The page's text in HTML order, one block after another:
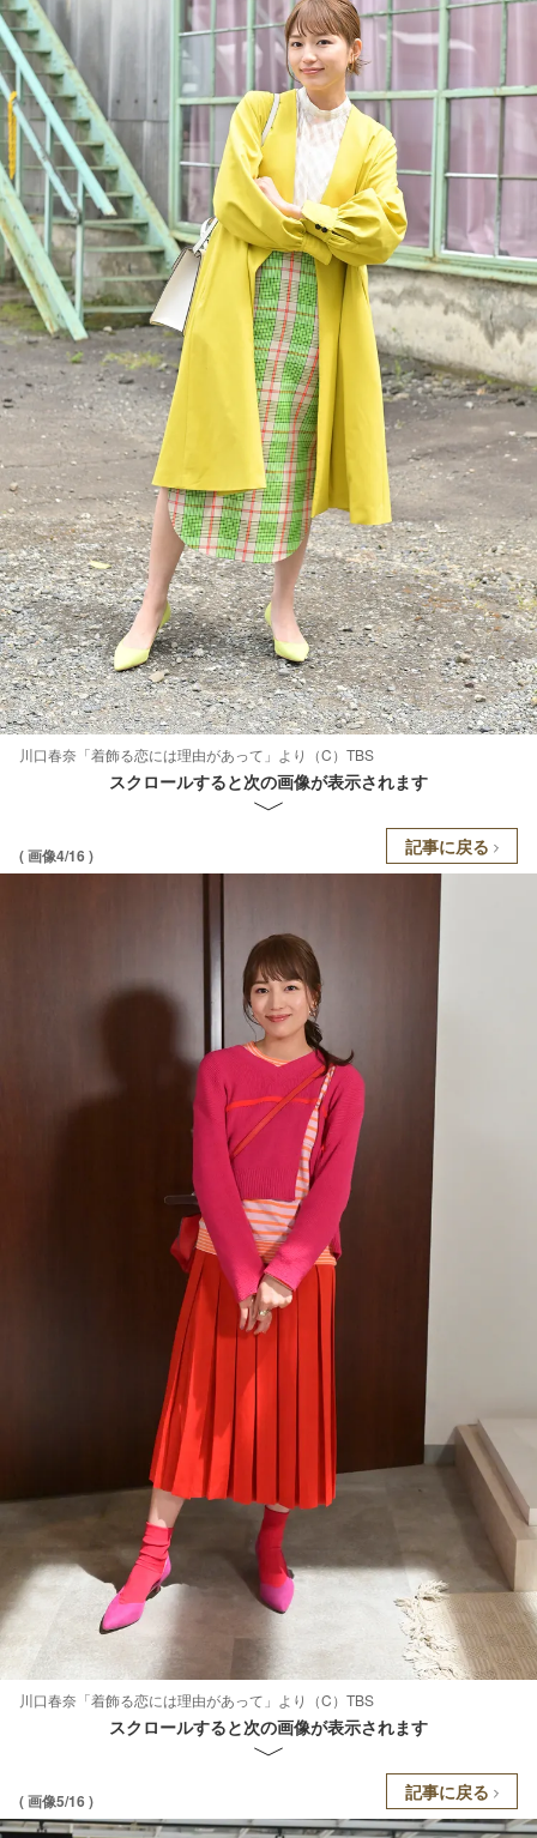
川口春奈「着飾る恋には理由があって」より（C）TBS
スクロールすると次の画像が表示されます
( 画像4/16 ) 記事に戻る
川口春奈「着飾る恋には理由があって」より（C）TBS
スクロールすると次の画像が表示されます
( 画像5/16 ) 記事に戻る